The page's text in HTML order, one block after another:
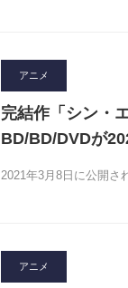
アニメ
完結作「シン・
BD/BD/DVDが
2021年3月8日に公開さ
アニメ